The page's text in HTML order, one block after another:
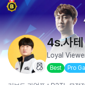
4s.사테
Loyal
Best Pro